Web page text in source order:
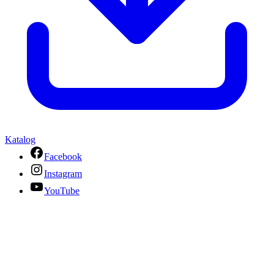
Katalog
Facebook
Instagram
YouTube